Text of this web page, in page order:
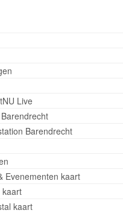
Live
Barendrecht
Evenementen kaart
kaart
kaart